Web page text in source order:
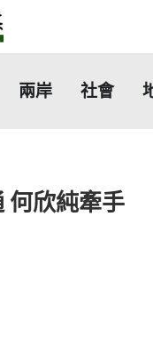
兩岸 社會
何欣純牽手